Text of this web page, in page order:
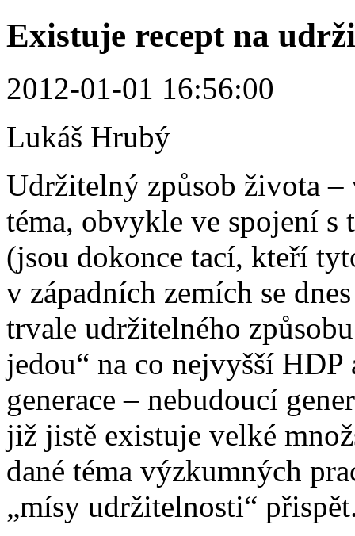
Existuje recept na
2012-01-01 16:56:00
Lukáš Hrubý
Udržitelný způsob života –
téma, obvykle ve spojení
(jsou dokonce tací, kteří
v západních zemích se
trvale udržitelného
jedou“ na co nejvyšší
generace – nebudoucí
již jistě existuje velké
dané téma výzkumných
„mísy udržitelnosti“